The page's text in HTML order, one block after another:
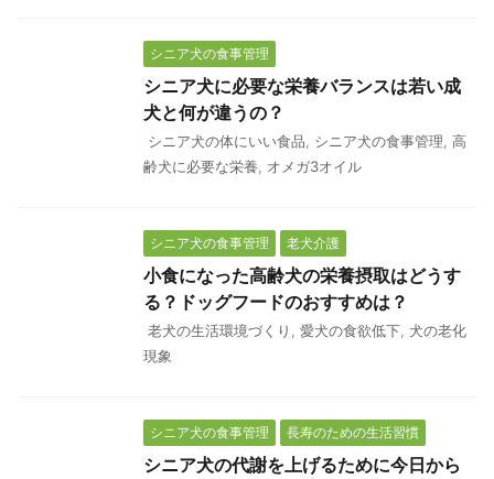
シニア犬の食事管理
シニア犬に必要な栄養バランスは若い成
犬と何が違うの？
シニア犬の体にいい食品 シニア犬の食事管理 高
齢犬に必要な栄養
オメガ3オイル
シニア犬の食事管理 老犬介護
小食になった高齢犬の栄養摂取はどうす
る？ドッグフードのおすすめは？
老犬の生活環境づくり 愛犬の食欲低下 犬の老化
現象
シニア犬の食事管理 長寿のための生活習慣
シニア犬の代謝を上げるために今日から